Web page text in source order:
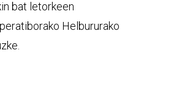
bat letorkeen
Helbururako